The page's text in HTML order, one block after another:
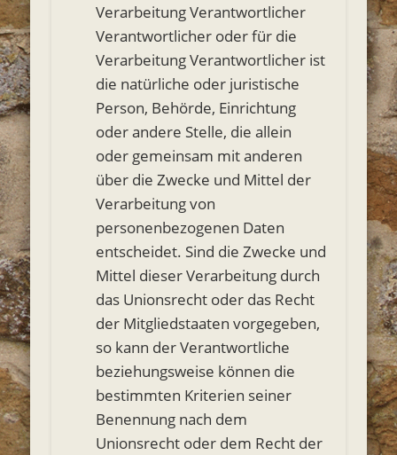
Verarbeitung Verantwortlicher
Verantwortlicher oder für die
Verarbeitung Verantwortlicher ist
die natürliche oder juristische
Person, Behörde, Einrichtung
oder andere Stelle, die allein
oder gemeinsam mit anderen
über die Zwecke und Mittel der
Verarbeitung von
personenbezogenen Daten
entscheidet. Sind die Zwecke und
Mittel dieser Verarbeitung durch
das Unionsrecht oder das Recht
der Mitgliedstaaten vorgegeben,
so kann der Verantwortliche
beziehungsweise können die
bestimmten Kriterien seiner
Benennung nach dem
Unionsrecht oder dem Recht der